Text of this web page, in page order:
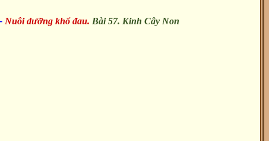
Nuôi dưỡng khổ đau. Bài 57. Kinh Cây Non